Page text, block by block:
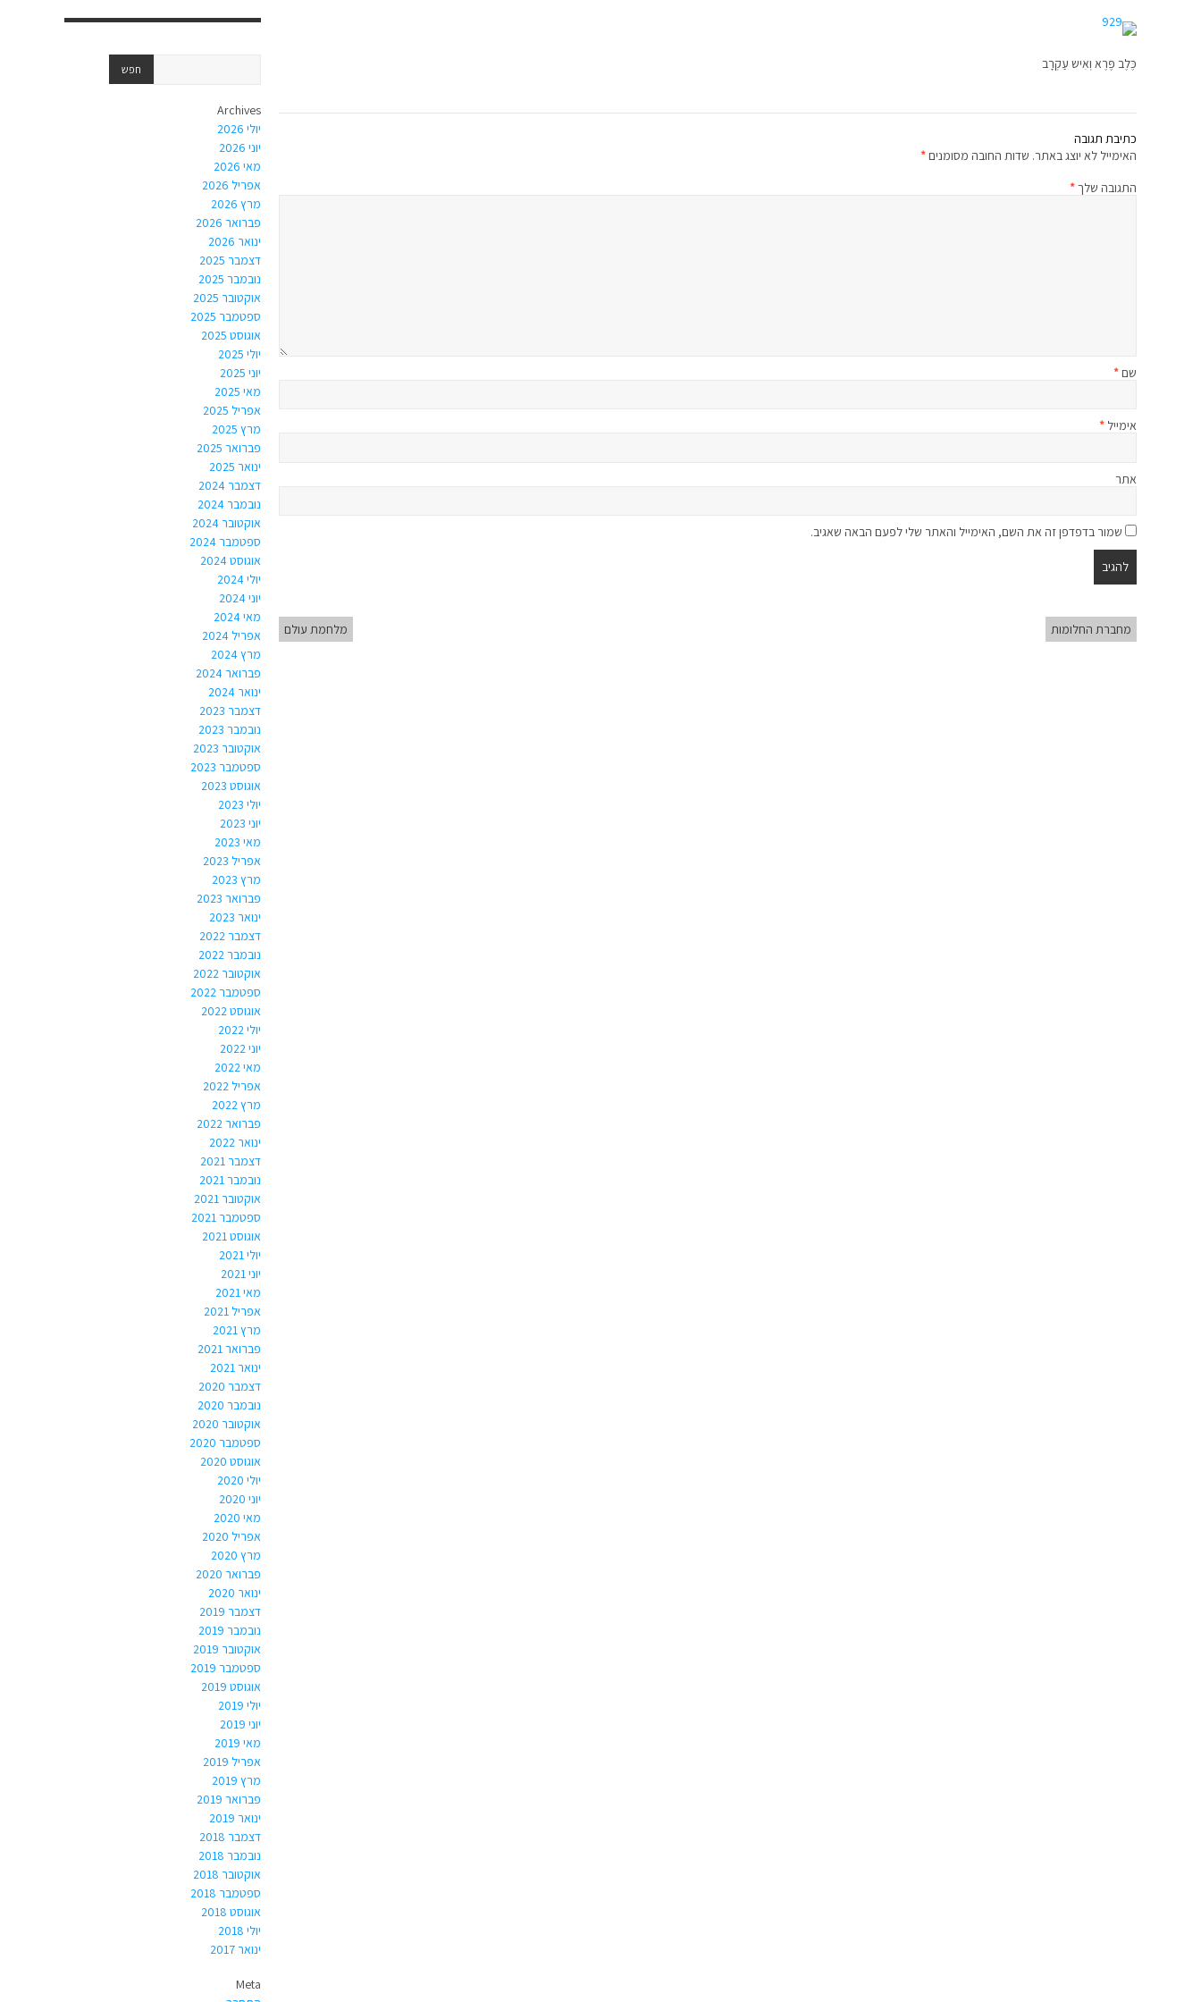
כֶּלֶב פֶּרֶא וְאִיש עַקְרָב
כתיבת תגובה
האימייל לא יוצג באתר. שדות החובה מסומנים*
התגובה שלך*
שם*
אימייל *
אתר
שמור בדפדפן זה את השם, האימייל והאתר שלי לפעם הבאה שאגיב.
מחברת החלומות מלחמת עולם
Archives
יולי 2026
יוני 2026
מאי 2026
אפריל 2026
מרץ 2026
פברואר 2026
ינואר 2026
דצמבר 2025
נובמבר 2025
אוקטובר 2025
ספטמבר 2025
אוגוסט 2025
יולי 2025
יוני 2025
מאי 2025
אפריל 2025
מרץ 2025
פברואר 2025
ינואר 2025
דצמבר 2024
נובמבר 2024
אוקטובר 2024
ספטמבר 2024
אוגוסט 2024
יולי 2024
יוני 2024
מאי 2024
אפריל 2024
מרץ 2024
פברואר 2024
ינואר 2024
דצמבר 2023
נובמבר 2023
אוקטובר 2023
ספטמבר 2023
אוגוסט 2023
יולי 2023
יוני 2023
מאי 2023
אפריל 2023
מרץ 2023
פברואר 2023
ינואר 2023
דצמבר 2022
נובמבר 2022
אוקטובר 2022
ספטמבר 2022
אוגוסט 2022
יולי 2022
יוני 2022
מאי 2022
אפריל 2022
מרץ 2022
פברואר 2022
ינואר 2022
דצמבר 2021
נובמבר 2021
אוקטובר 2021
ספטמבר 2021
אוגוסט 2021
יולי 2021
יוני 2021
מאי 2021
אפריל 2021
מרץ 2021
פברואר 2021
ינואר 2021
דצמבר 2020
נובמבר 2020
אוקטובר 2020
ספטמבר 2020
אוגוסט 2020
יולי 2020
יוני 2020
מאי 2020
אפריל 2020
מרץ 2020
פברואר 2020
ינואר 2020
דצמבר 2019
נובמבר 2019
אוקטובר 2019
ספטמבר 2019
אוגוסט 2019
יולי 2019
יוני 2019
מאי 2019
אפריל 2019
מרץ 2019
פברואר 2019
ינואר 2019
דצמבר 2018
נובמבר 2018
אוקטובר 2018
ספטמבר 2018
אוגוסט 2018
יולי 2018
ינואר 2017
Meta